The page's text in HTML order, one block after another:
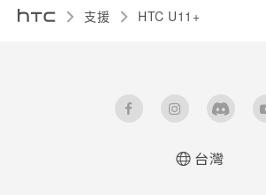
支援 HTC U11+‎
台灣